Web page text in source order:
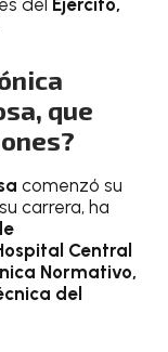
del Ejército,
que
comenzó su
carrera, ha
Central
Normativo,
del